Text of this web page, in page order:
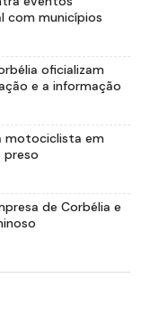
com municípios
oficializam
e a informação
motociclista em
preso
de Corbélia e